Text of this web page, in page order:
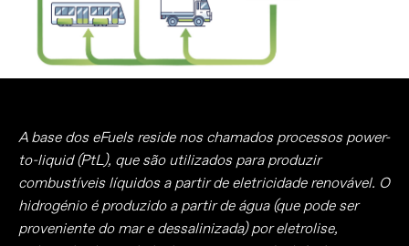
A base dos eFuels reside nos chamados processos power-
to-liquid (PtL), que são utilizados para produzir
combustíveis líquidos a partir de eletricidade renovável. O
hidrogénio é produzido a partir de água (que pode ser
proveniente do mar e dessalinizada) por eletrolise,